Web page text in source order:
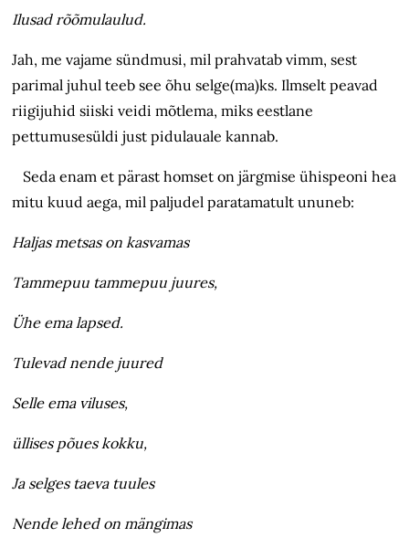
Ilusad rõõmulaulud.
Jah, me vajame sündmusi, mil prahvatab vimm, sest
parimal juhul teeb see õhu selge(ma)ks. Ilmselt peavad
riigijuhid siiski veidi mõtlema, miks eestlane
pettumusesüldi just pidulauale kannab.
Seda enam et pärast homset on järgmise ühispeoni hea
mitu kuud aega, mil paljudel paratamatult ununeb:
Haljas metsas on kasvamas
Tammepuu tammepuu juures,
Ühe ema lapsed.
Tulevad nende juured
Selle ema viluses,
üllises põues kokku,
Ja selges taeva tuules
Nende lehed on mängimas